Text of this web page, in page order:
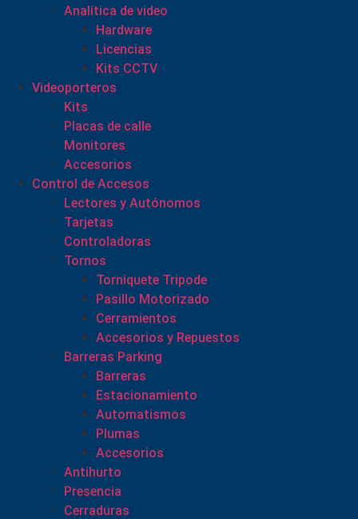
Analítica de video
Hardware
Licencias
Kits CCTV
Videoporteros
Kits
Placas de calle
Monitores
Accesorios
Control de Accesos
Lectores y Autónomos
Tarjetas
Controladoras
Tornos
Torniquete Tripode
Pasillo Motorizado
Cerramientos
Accesorios y Repuestos
Barreras Parking
Barreras
Estacionamiento
Automatismos
Plumas
Accesorios
Antihurto
Presencia
Cerraduras